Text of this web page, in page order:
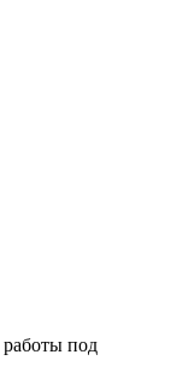
под